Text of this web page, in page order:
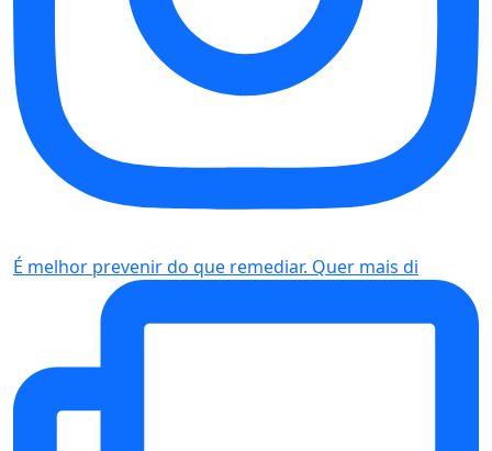
É melhor prevenir do que remediar. Quer mais di